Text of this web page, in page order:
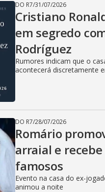
DO R7/31/07/2026
Cristiano
em segredo
Rodríguez
Rumores indicam que o
acontecerá discretamente
DO R7/28/07/2026
Romário
arraial e
famosos
Evento na casa do ex-
animou a noite